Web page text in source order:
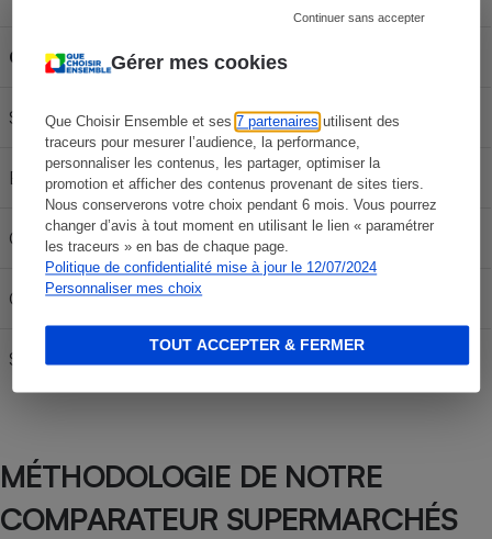
Gérer mes cookies
Que Choisir Ensemble et ses7 partenaires utilisent des
traceurs pour mesurer l’audience, la performance,
personnaliser les contenus, les partager, optimiser la
promotion et afficher des contenus provenant de sites tiers.
Nous conserverons votre choix pendant 6 mois. Vous pourrez
changer d’avis à tout moment en utilisant le lien « paramétrer
les traceurs » en bas de chaque page.
Politique de confidentialité mise à jour le 12/07/2024
Personnaliser mes choix
Continuer sans accepter
TOUT ACCEPTER & FERMER
Carburant 30L 50L
SP 95-E10 59,94 € 99,90 € 139,86 €
E85 24,84 € 41,40 € 57,96 €
Gazole 67,17 € 111,95 € 156,73 €
GPLc 31,77 €
SP 98
MÉTHODOLOGIE DE NOTRE
COMPARATEUR SUPERMARCHÉS